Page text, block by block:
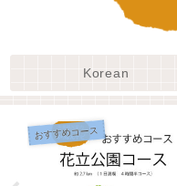
Korean
おすすめコース